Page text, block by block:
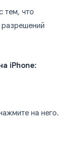
тем, что
iPhone:
на него.